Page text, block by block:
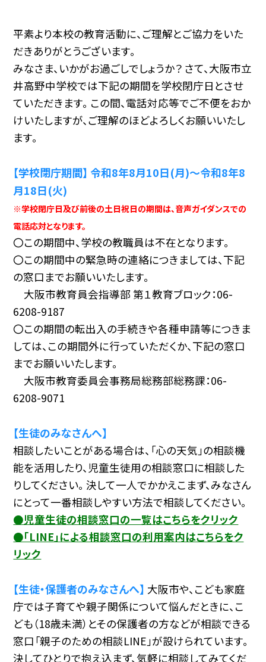
平素より本校の教育活動に、ご理解とご協力をいた
だきありがとうございます。
みなさま、いかがお過ごしでしょうか？ さて、大阪市立
井高野中学校では下記の期間を学校閉庁日とさせ
ていただきます。 この間、電話対応等でご不便をおか
けいたしますが、ご理解のほどよろしくお願いいたし
ます。
【学校閉庁期間】 令和8年8月10日(月)〜令和8年8
月18日(火)
※学校閉庁日及び前後の土日祝日の期間は、音声ガイダンスでの
電話応対となります。
〇この期間中、学校の教職員は不在となります。
〇この期間中の緊急時の連絡につきましては、下記
の窓口までお願いいたします。
大阪市教育員会指導部 第１教育ブロック：06-
6208-9187
〇この期間の転出入の手続きや各種申請等につきま
しては、この期間外に行っていただくか、下記の窓口
までお願いいたします。
大阪市教育委員会事務局総務部総務課：06-
6208-9071
【生徒のみなさんへ】
相談したいことがある場合は、「心の天気」の相談機
能を活用したり、児童生徒用の相談窓口に相談した
りしてください。 決して一人でかかえこまず、みなさん
にとって一番相談しやすい方法で相談してください。
●児童生徒の相談窓口の一覧はこちらをクリック
●「LINE」による相談窓口の利用案内はこちらをク
リック
【生徒・保護者のみなさんへ】 大阪市や、こども家庭
庁では子育てや親子関係について悩んだときに、こ
ども（18歳未満）とその保護者の方などが相談できる
窓口「親子のための相談LINE」が設けられています。
決してひとりで抱え込まず、気軽に相談してみてくだ